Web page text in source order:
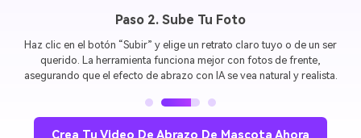
Paso 3. Genera y Guarda Tu Video de Abrazo
Selecciona el estilo de tu mascota o animal, y la IA creará al instante un
conmovedor video de abrazo. Previsualiza el resultado, descárgalo
en HD y compártelo directamente en TikTok, Instagram o donde